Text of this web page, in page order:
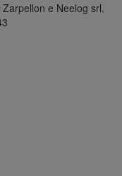
e Neelog srl.